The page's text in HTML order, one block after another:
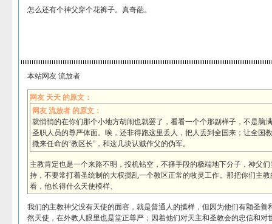
怎么还有个神父穿个花裤子。真奇葩。
本站网友 流放者
网友 天天 的原文：
网友 流放者 的原文：
就悄悄的在你们那个小地方胡闹也就罢了，看看一个个那副样子，不是脑
圣职人员的尊严体面。唉，还非得跑这里丢人，把人丢到全国来；让全国
撒来任命的“教区长”，和这几块认贼作父的伪军。
主教肯定也是一个来路不明，投机钻空，不择手段的极端地下分子，神父
持，不要常打着圣统制的大权搅乱一个教区正常的牧灵工作。那把你们主
看，他长得什么天使模样、
我们的主教神父没有天使的面容，就是普通人的摸样，但因为他们有颗圣善
然天使，在外教人眼里也是堂正尊严；因着他们对天主和圣教会的忠信和对